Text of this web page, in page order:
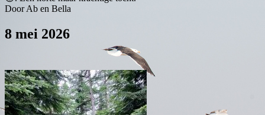
Door Ab en Bella
8 mei 2026